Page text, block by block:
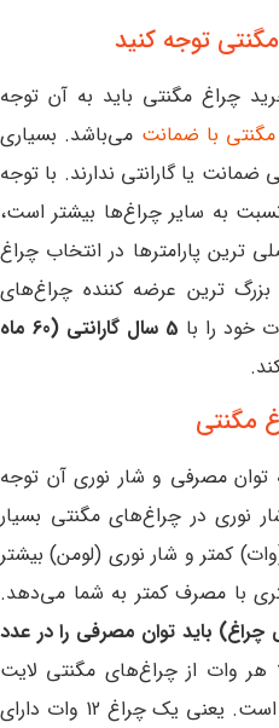
توجه کنید
چراغ مگنتی باید به آن توجه
با ضمانت می‌باشد. بسیاری
یا گارانتی ندارند. با توجه
به سایر چراغ‌ها بیشتر است،
ترین پارامترها در انتخاب چراغ
ترین عرضه کننده چراغ‌های
خود را با
5 سال گارانتی (60 ماه
مگنتی
توان مصرفی و شار نوری آن توجه
نوری در چراغ‌های مگنتی بسیار
کمتر و شار نوری (لومن) بیشتر
با مصرف کمتر به شما می‌دهد.
باید توان مصرفی را در عدد
هر وات از چراغ‌های مگنتی لایت
فیلد دارای 100 لومن بازدهی نوری است. یعنی یک چراغ 12 وات دارای